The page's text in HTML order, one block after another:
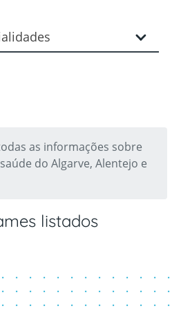
as informações sobre
do Algarve, Alentejo e
listados